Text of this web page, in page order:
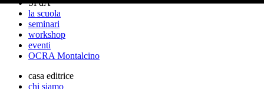
SPdA
la scuola
seminari
workshop
eventi
OCRA Montalcino
casa editrice
chi siamo